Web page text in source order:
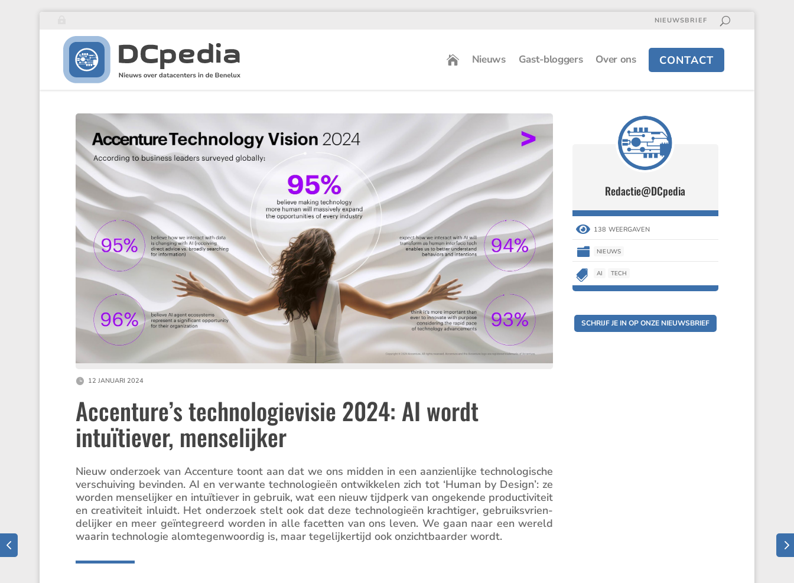
NIEUWSBRIEF
Nieuws Gast-bloggers Over ons CONTACT
12 JANUARI 2024
Accenture’s technologievisie 2024: AI wordt
intuïtiever, menselijker
Nieuw onder­zoek van Accen­ture toont aan dat we ons midden in een aanzien­lijke techno­lo­gi­sche
verschui­ving bevinden. AI en verwante techno­lo­gieën ontwik­kelen zich tot ‘Human by Design’: ze
worden mense­lijker en intuï­tiever in gebruik, wat een nieuw tijdperk van ongekende produc­ti­vi­teit
en creati­vi­teit inluidt. Het onder­zoek stelt ook dat deze techno­lo­gieën krach­tiger, gebruiks­vrien­
de­lijker en meer geïnte­greerd worden in alle facetten van ons leven. We gaan naar een wereld
waarin techno­logie alomte­gen­woordig is, maar tegelij­ker­tijd ook onzicht­baarder wordt.
Redactie@DCpedia
 138 WEERGAVEN
 NIEUWS
 AI TECH
SCHRIJF JE IN OP ONZE NIEUWSBRIEF